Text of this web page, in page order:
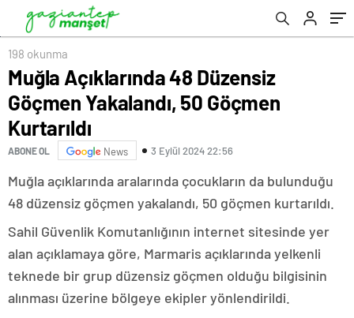
198 okunma
Muğla Açıklarında 48 Düzensiz
Göçmen Yakalandı, 50 Göçmen
Kurtarıldı
ABONE OL News 3 Eylül 2024 22:56
Muğla açıklarında aralarında çocukların da bulunduğu
48 düzensiz göçmen yakalandı, 50 göçmen kurtarıldı.
Sahil Güvenlik Komutanlığının internet sitesinde yer
alan açıklamaya göre, Marmaris açıklarında yelkenli
teknede bir grup düzensiz göçmen olduğu bilgisinin
alınması üzerine bölgeye ekipler yönlendirildi.